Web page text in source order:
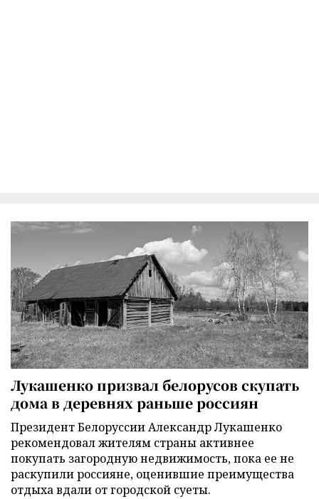
Лукашенко призвал белорусов скупать
дома в деревнях раньше россиян
Президент Белоруссии Александр Лукашенко
рекомендовал жителям страны активнее
покупать загородную недвижимость, пока ее не
раскупили россияне, оценившие преимущества
отдыха вдали от городской суеты.